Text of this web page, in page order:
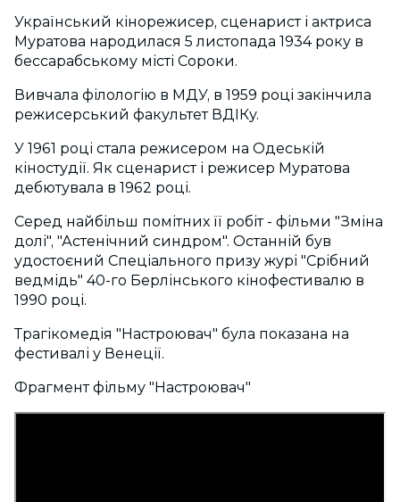
Український кінорежисер, сценарист і актриса
Муратова народилася 5 листопада 1934 року в
бессарабському місті Сороки.
Вивчала філологію в МДУ, в 1959 році закінчила
режисерський факультет ВДІКу.
У 1961 році стала режисером на Одеській
кіностудії. Як сценарист і режисер Муратова
дебютувала в 1962 році.
Серед найбільш помітних її робіт - фільми "Зміна
долі", "Астенічний синдром". Останній був
удостоєний Спеціального призу журі "Срібний
ведмідь" 40-го Берлінського кінофестивалю в
1990 році.
Трагікомедія "Настроювач" була показана на
фестивалі у Венеції.
Фрагмент фільму "Настроювач"